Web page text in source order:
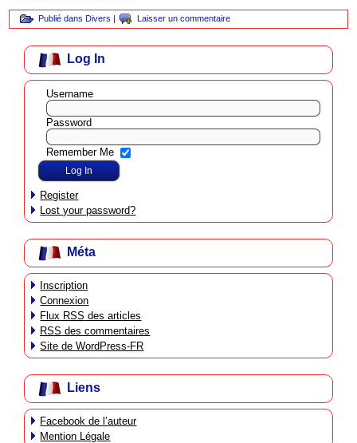
Publié dans Divers | Laisser un commentaire
Log In
Username
Password
Remember Me
Register
Lost your password?
Méta
Inscription
Connexion
Flux RSS des articles
RSS des commentaires
Site de WordPress-FR
Liens
Facebook de l’auteur
Mention Légale